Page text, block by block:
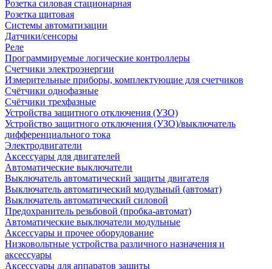
Розетка силовая стационарная
Розетка щитовая
Системы автоматизации
Датчики/сенсоры
Реле
Программируемые логические контроллеры
Счетчики электроэнергии
Измерительные приборы, комплектующие для счетчиков
Счётчики однофазные
Счётчики трехфазные
Устройства защитного отключения (УЗО)
Устройство защитного отключения (УЗО)/выключатель
дифференциального тока
Электродвигатели
Аксессуары для двигателей
Автоматические выключатели
Выключатель автоматический защиты двигателя
Выключатель автоматический модульный (автомат)
Выключатель автоматический силовой
Предохранитель резьбовой (пробка-автомат)
Автоматические выключатели модульные
Аксессуары и прочее оборудование
Низковольтные устройства различного назначения и
аксессуары
Аксессуары для аппаратов защиты